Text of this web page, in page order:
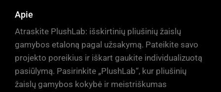
Apie
Atraskite PlushLab: išskirtinių pliušinių žaislų
gamybos etaloną pagal užsakymą. Pateikite savo
projekto poreikius ir iškart gaukite individualizuotą
pasiūlymą. Pasirinkite „PlushLab“, kur pliušinių
žaislų gamybos kokybė ir meistriškumas